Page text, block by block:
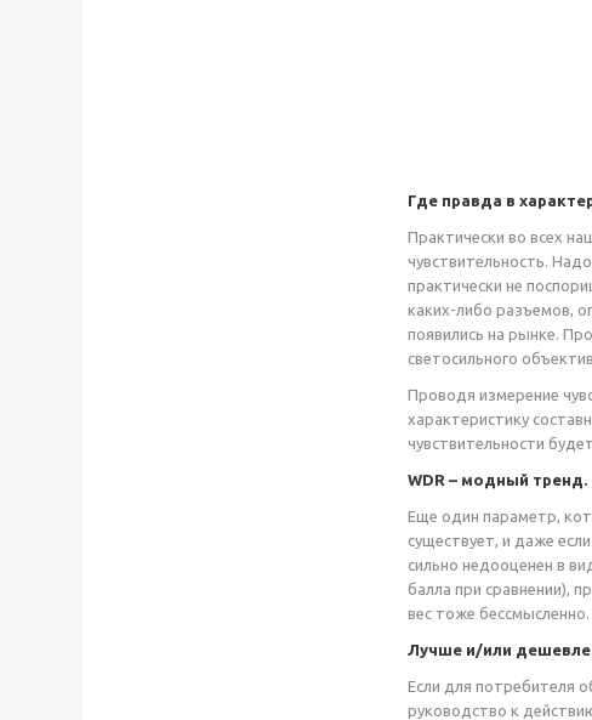
Где правда в
Практически во всех
чувствительность.
практически не
каких-либо разъемов,
появились на рынке.
светосильного
Проводя измерение
характеристику
чувствительности
WDR – модный тренд.
Еще один параметр,
существует, и даже
сильно недооценен в
балла при сравнении),
вес тоже бессмысленно.
Лучше и/или дешевле.
Если для потребителя
руководство к